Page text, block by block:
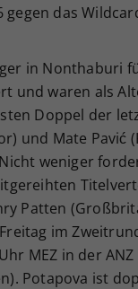
das
in Nonthaburi
und waren als
Doppel der
und Mate Pavić
weniger
Patten
im
MEZ in der ANZ
Potapova ist